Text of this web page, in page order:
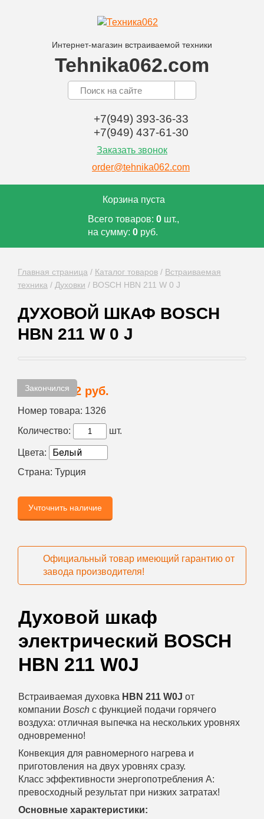
Интернет-магазин встраиваемой техники
Tehnika062.com
+7(949) 393-36-33
+7(949) 437-61-30
Заказать звонок
order@tehnika062.com
Корзина пуста
Всего товаров: 0 шт.,
на сумму: 0 руб.
Главная страница / Каталог товаров / Встраиваемая
техника / Духовки / BOSCH HBN 211 W 0 J
ДУХОВОЙ ШКАФ BOSCH
HBN 211 W 0 J
Закончился
Цена: 25 602 руб.
Номер товара: 1326
Количество:
шт.
Цвета:
Страна: Турция
Учточнить наличие
Официальный товар имеющий гарантию от
завода производителя!
Духовой шкаф
электрический BOSCH
HBN 211 W0J
Встраиваемая духовка HBN 211 W0J от
компании Bosch с функцией подачи горячего
воздуха: отличная выпечка на нескольких уровнях
одновременно!
Конвекция для равномерного нагрева и
приготовления на двух уровнях сразу.
Класс эффективности энергопотребления A:
превосходный результат при низких затратах!
Основные характеристики: